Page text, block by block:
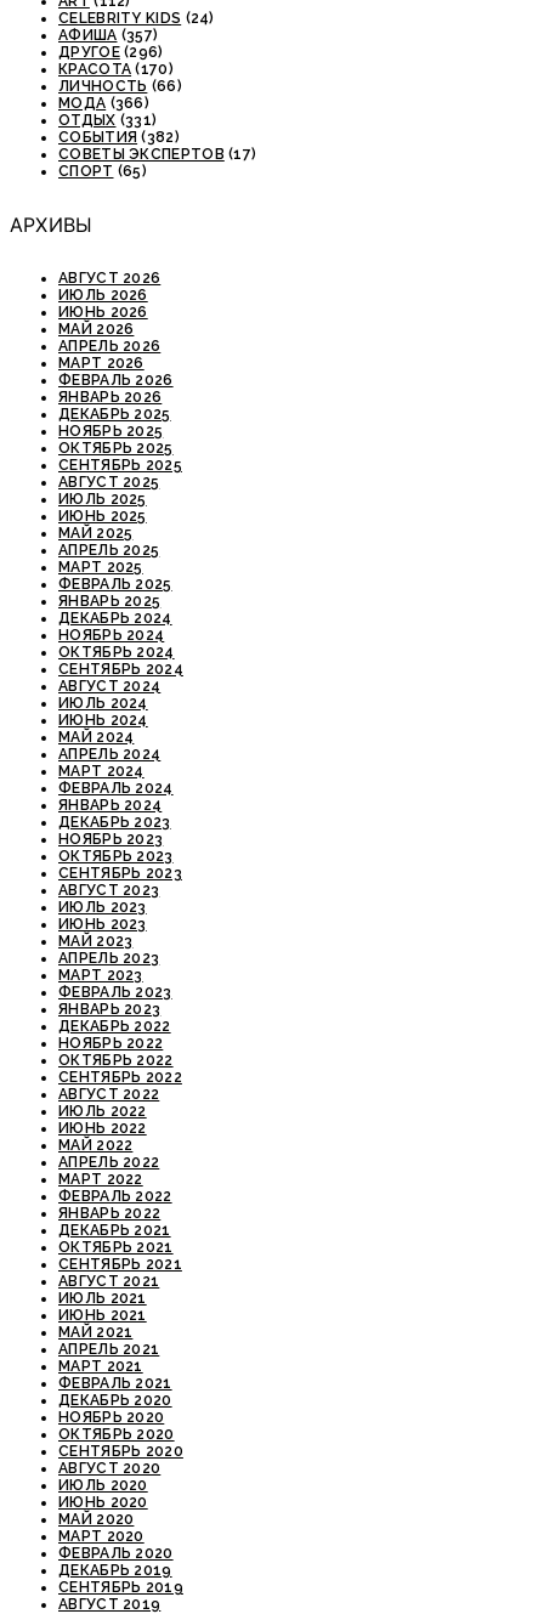
CELEBRITY KIDS (24)
АФИША (357)
ДРУГОЕ(296)
КРАСОТА (170)
ЛИЧНОСТЬ (66)
МОДА (366)
ОТДЫХ (331)
СОБЫТИЯ (382)
СОВЕТЫ ЭКСПЕРТОВ (17)
СПОРТ (65)
АРХИВЫ
АВГУСТ 2026
ИЮЛЬ 2026
ИЮНЬ 2026
МАЙ 2026
АПРЕЛЬ 2026
МАРТ 2026
ФЕВРАЛЬ 2026
ЯНВАРЬ 2026
ДЕКАБРЬ 2025
НОЯБРЬ 2025
ОКТЯБРЬ 2025
СЕНТЯБРЬ 2025
АВГУСТ 2025
ИЮЛЬ 2025
ИЮНЬ 2025
МАЙ 2025
АПРЕЛЬ 2025
МАРТ 2025
ФЕВРАЛЬ 2025
ЯНВАРЬ 2025
ДЕКАБРЬ 2024
НОЯБРЬ 2024
ОКТЯБРЬ 2024
СЕНТЯБРЬ 2024
АВГУСТ 2024
ИЮЛЬ 2024
ИЮНЬ 2024
МАЙ 2024
АПРЕЛЬ 2024
МАРТ 2024
ФЕВРАЛЬ 2024
ЯНВАРЬ 2024
ДЕКАБРЬ 2023
НОЯБРЬ 2023
ОКТЯБРЬ 2023
СЕНТЯБРЬ 2023
АВГУСТ 2023
ИЮЛЬ 2023
ИЮНЬ 2023
МАЙ 2023
АПРЕЛЬ 2023
МАРТ 2023
ФЕВРАЛЬ 2023
ЯНВАРЬ 2023
ДЕКАБРЬ 2022
НОЯБРЬ 2022
ОКТЯБРЬ 2022
СЕНТЯБРЬ 2022
АВГУСТ 2022
ИЮЛЬ 2022
ИЮНЬ 2022
МАЙ 2022
АПРЕЛЬ 2022
МАРТ 2022
ФЕВРАЛЬ 2022
ЯНВАРЬ 2022
ДЕКАБРЬ 2021
ОКТЯБРЬ 2021
СЕНТЯБРЬ 2021
АВГУСТ 2021
ИЮЛЬ 2021
ИЮНЬ 2021
МАЙ 2021
АПРЕЛЬ 2021
МАРТ 2021
ФЕВРАЛЬ 2021
ДЕКАБРЬ 2020
НОЯБРЬ 2020
ОКТЯБРЬ 2020
СЕНТЯБРЬ 2020
АВГУСТ 2020
ИЮЛЬ 2020
ИЮНЬ 2020
МАЙ 2020
МАРТ 2020
ФЕВРАЛЬ 2020
ДЕКАБРЬ 2019
СЕНТЯБРЬ 2019
АВГУСТ 2019